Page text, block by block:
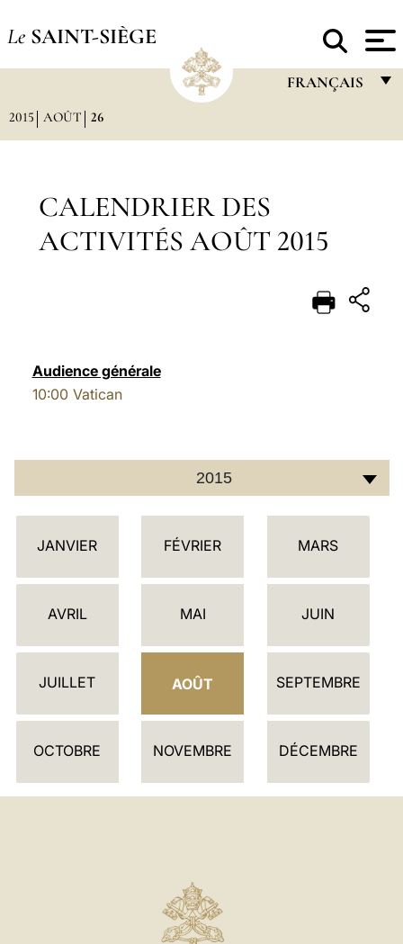
Le SAINT-SIÈGE
FRANÇAIS
DEUTSCH
2015 AOÛT 26
CALENDRIER DES
ACTIVITÉS AOÛT 2015
Audience générale
10:00 Vatican
2015
C
L
D
I
JANVIER FÉVRIER MARS
AVRIL MAI JUIN
JUILLET AOÛT SEPTEMBRE
OCTOBRE NOVEMBRE DÉCEMBRE